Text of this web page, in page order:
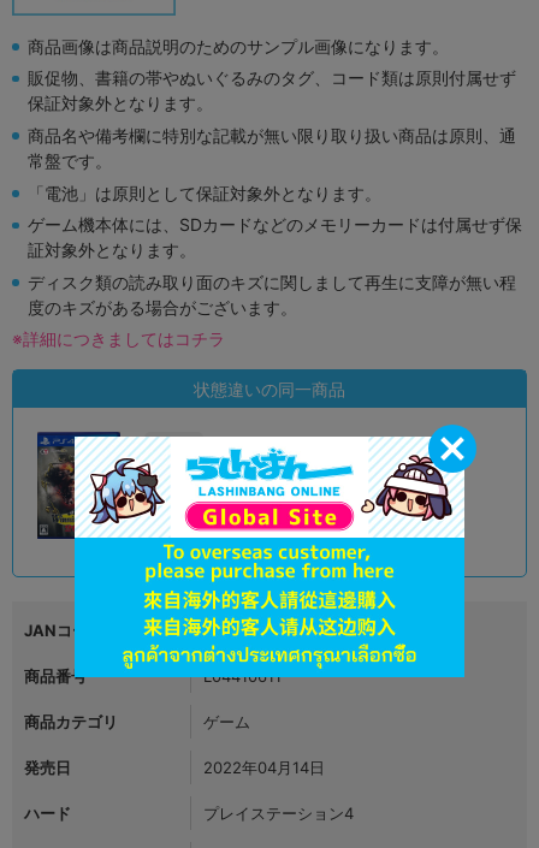
商品画像は商品説明のためのサンプル画像になります。
販促物、書籍の帯やぬいぐるみのタグ、コード類は原則付属せず
保証対象外となります。
商品名や備考欄に特別な記載が無い限り取り扱い商品は原則、通
常盤です。
「電池」は原則として保証対象外となります。
ゲーム機本体には、SDカードなどのメモリーカードは付属せず保
証対象外となります。
ディスク類の読み取り面のキズに関しまして再生に支障が無い程
度のキズがある場合がございます。
※詳細につきましてはコチラ
状態違いの同一商品
状態 :
イオンモール徳島店
在庫あり 1,680円 税込
JANコード 4988615168307
商品番号 L04410611
商品カテゴリ ゲーム
発売日 2022年04月14日
ハード プレイステーション4